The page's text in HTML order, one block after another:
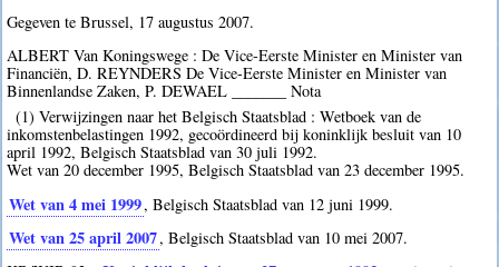
Gegeven te Brussel, 17 augustus 2007.
ALBERT Van Koningswege : De Vice-Eerste Minister en Minister van
Financiën, D. REYNDERS De Vice-Eerste Minister en Minister van
Binnenlandse Zaken, P. DEWAEL _______ Nota
(1) Verwijzingen naar het Belgisch Staatsblad : Wetboek van de
inkomstenbelastingen 1992, gecoördineerd bij koninklijk besluit van 10
april 1992, Belgisch Staatsblad van 30 juli 1992.
Wet van 20 december 1995, Belgisch Staatsblad van 23 december 1995.
Wet van 4 mei 1999, Belgisch Staatsblad van 12 juni 1999.
Wet van 25 april 2007, Belgisch Staatsblad van 10 mei 2007.